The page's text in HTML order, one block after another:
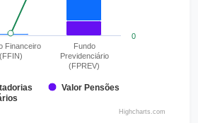
Valor Pensões
Financeiro
(FFIN)
Fundo
Previdenciário
(FPREV)
0
Highcharts.com